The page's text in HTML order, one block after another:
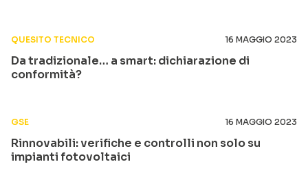
QUESITO TECNICO 16 MAGGIO 2023
Da tradizionale… a smart: dichiarazione di
conformità?
GSE 16 MAGGIO 2023
Rinnovabili: verifiche e controlli non solo su
impianti fotovoltaici